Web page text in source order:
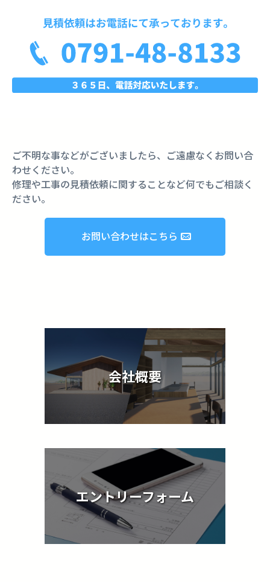
ご不明な事などがございましたら、ご遠慮なくお問い合
わせください。
修理や工事の見積依頼に関することなど何でもご相談く
ださい。
お問い合わせはこちら
会社概要
エントリーフォーム